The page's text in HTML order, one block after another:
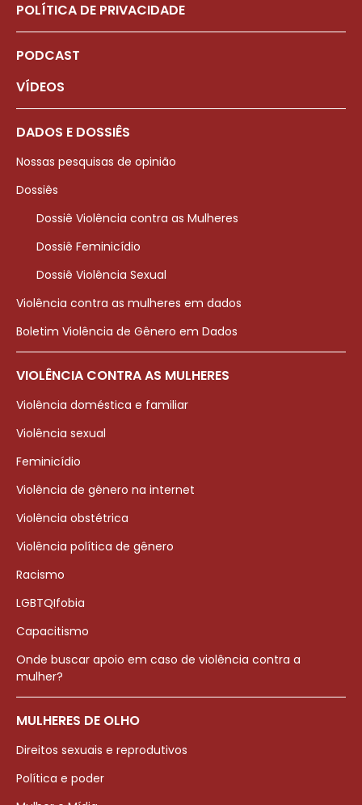
POLÍTICA DE PRIVACIDADE
PODCAST
VÍDEOS
DADOS E DOSSIÊS
Nossas pesquisas de opinião
Dossiês
Dossiê Violência contra as Mulheres
Dossiê Feminicídio
Dossiê Violência Sexual
Violência contra as mulheres em dados
Boletim Violência de Gênero em Dados
VIOLÊNCIA CONTRA AS MULHERES
Violência doméstica e familiar
Violência sexual
Feminicídio
Violência de gênero na internet
Violência obstétrica
Violência política de gênero
Racismo
LGBTQIfobia
Capacitismo
Onde buscar apoio em caso de violência contra a
mulher?
MULHERES DE OLHO
Direitos sexuais e reprodutivos
Política e poder